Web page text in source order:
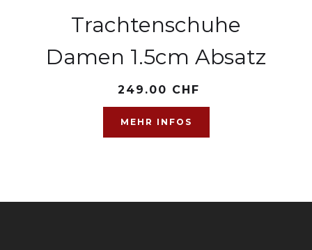
Trachtenschuhe
Damen 1.5cm Absatz
249.00 CHF
MEHR INFOS